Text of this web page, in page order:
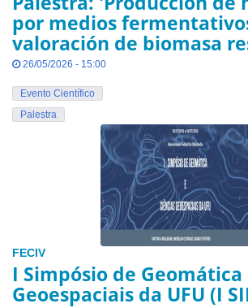
por medios
valoración de biomasa
26/05/2026 - 15:00
Evento Científico
Palestra
FECIV
I Simpósio de Geomática
Geoespaciais da UFU (I